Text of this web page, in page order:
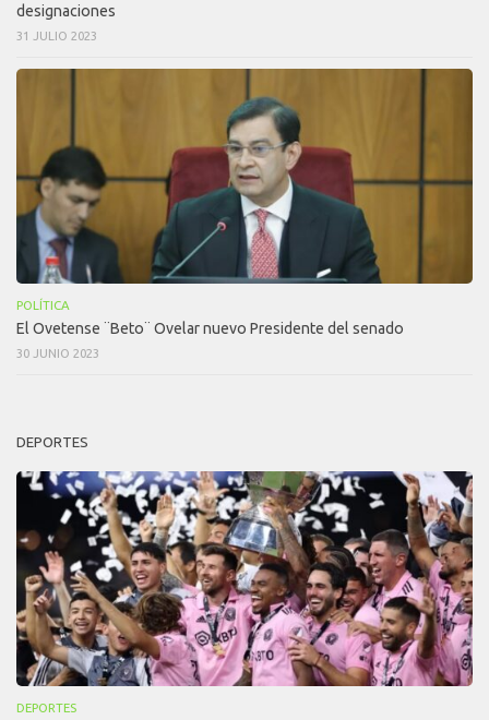
designaciones
31 JULIO 2023
POLÍTICA
El Ovetense ¨Beto¨ Ovelar nuevo Presidente del senado
30 JUNIO 2023
DEPORTES
DEPORTES